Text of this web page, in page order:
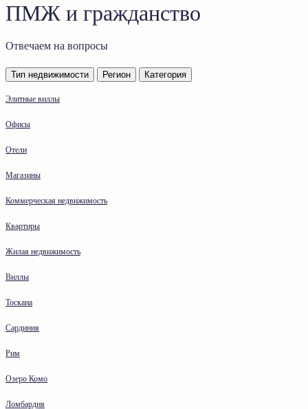
ПМЖ и гражданство
Отвечаем на вопросы
Тип недвижимости Регион Категория
Элитные виллы
Офисы
Отели
Магазины
Коммерческая недвижимость
Квартиры
Жилая недвижимость
Виллы
Тоскана
Сардиния
Рим
Озеро Комо
Ломбардия